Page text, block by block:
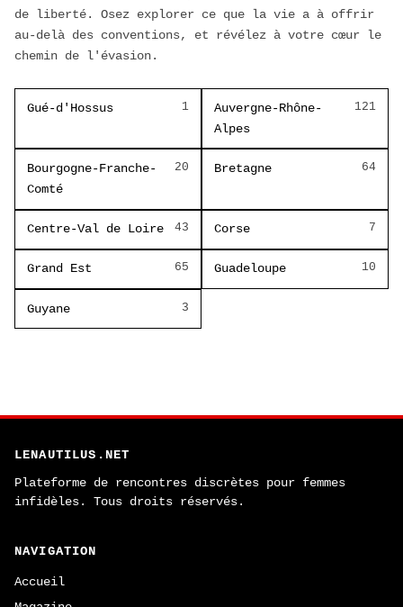
de liberté. Osez explorer ce que la vie a à offrir
au-delà des conventions, et révélez à votre cœur le
chemin de l'évasion.
Gué-d'Hossus 1
Auvergne-Rhône-
Alpes
121
Bourgogne-Franche-
Comté
20 Bretagne 64
Centre-Val de Loire 43 Corse 7
Grand Est 65 Guadeloupe 10
Guyane 3
LENAUTILUS.NET
Plateforme de rencontres discrètes pour femmes
infidèles. Tous droits réservés.
NAVIGATION
Accueil